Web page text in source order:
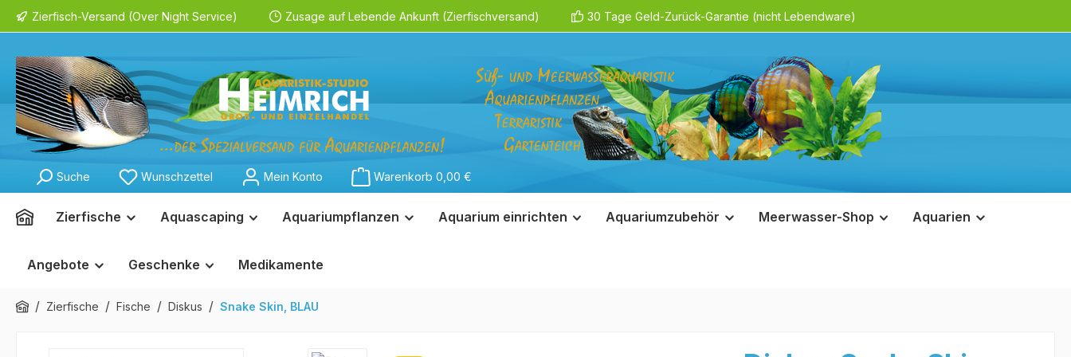
Zur Hauptnavigation springen
Zierfisch-Versand (Over Night Service) Zusage auf Lebende Ankunft (Zierfischversand) 30 Tage Geld-Zurück-Garantie (nicht Lebendware)
Suche Wunschzettel Mein Konto Warenkorb 0,00 €
Zierfische Aquascaping Aquariumpflanzen Aquarium einrichten Aquariumzubehör Meerwasser-Shop Aquarien
Angebote Geschenke Medikamente
/ Zierfische / Fische / Diskus / Snake Skin, BLAU